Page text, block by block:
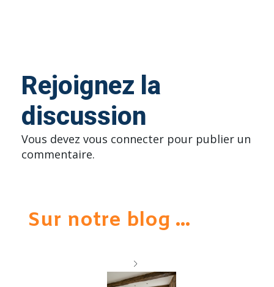
Rejoignez la
discussion
Vous devez vous connecter pour publier un
commentaire.
Sur notre blog ...